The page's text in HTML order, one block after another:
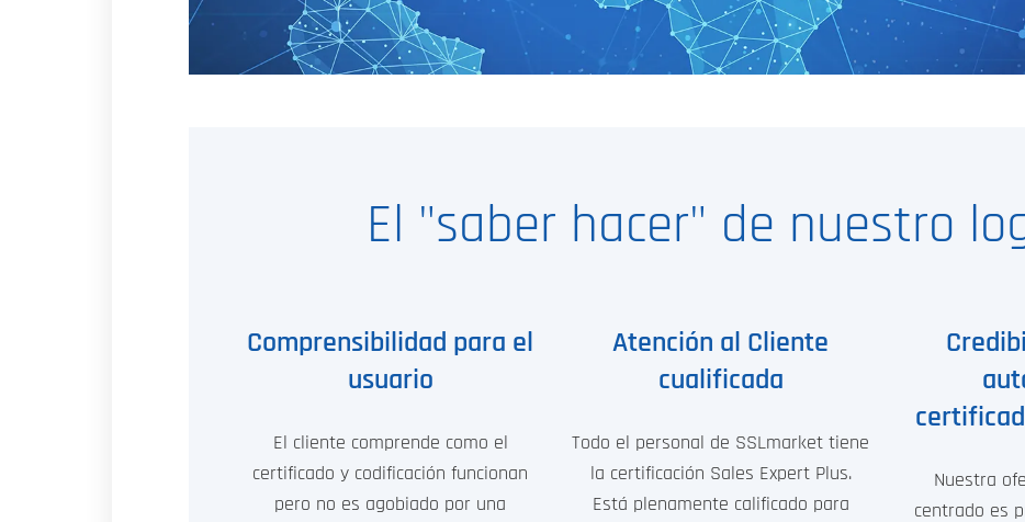
El "saber hacer" de nuestro
Comprensibilidad para el
usuario
El cliente comprende como el
certificado y codificación funcionan
pero no es agobiado por una
Atención al Cliente
cualificada
Todo el personal de SSLmarket tiene
la certificación Sales Expert Plus.
Está plenamente calificado para
Nuestra
centrado es